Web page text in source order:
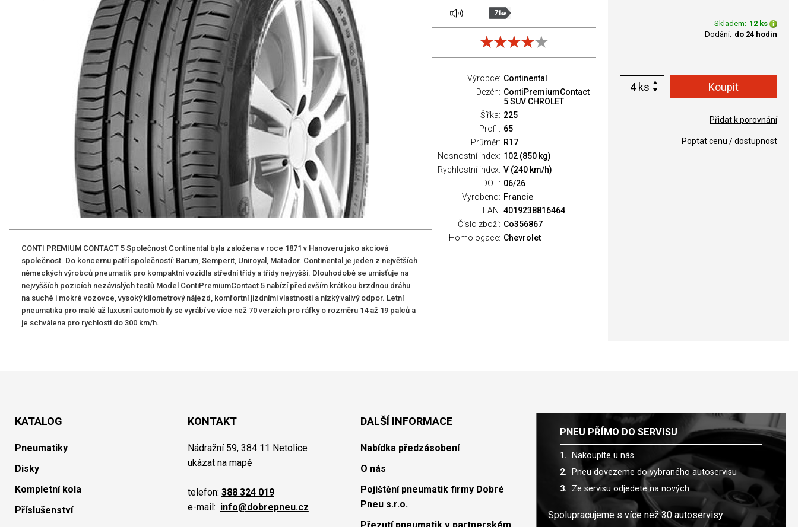
CONTI PREMIUM CONTACT 5 Společnost Continental byla založena v roce 1871 v Hanoveru jako akciová
společnost. Do koncernu patří společností: Barum, Semperit, Uniroyal, Matador. Continental je jeden z největších
německých výrobců pneumatik pro kompaktní vozidla střední třídy a třídy nejvyšší. Dlouhodobě se umisťuje na
nejvyšších pozicích nezávislých testů Model ContiPremiumContact 5 nabízí především krátkou brzdnou dráhu
na suché i mokré vozovce, vysoký kilometrový nájezd, komfortní jízdními vlastnosti a nízký valivý odpor. Letní
pneumatika pro malé až luxusní automobily se vyrábí ve více než 70 verzích pro ráfky o rozměru 14 až 19 palců a
je schválena pro rychlosti do 300 km/h.
71dB
Výrobce: Continental
Dezén: ContiPremiumContact
5 SUV CHROLET
Šířka: 225
Profil: 65
Průměr: R17
Nosnostní index: 102 (850 kg)
Rychlostní index: V (240 km/h)
DOT: 06/26
Vyrobeno: Francie
EAN: 4019238816464
Číslo zboží: Co356867
Homologace: Chevrolet
Skladem: 12 ks
Dodání: do 24 hodin
ks
Přidat k porovnání
Poptat cenu / dostupnost
KATALOG
Pneumatiky
Disky
Kompletní kola
Příslušenství
KONTAKT
Nádražní 59, 384 11 Netolice
ukázat na mapě
telefon: 388 324 019
e-mail: info@dobrepneu.cz
DALŠÍ INFORMACE
Nabídka předzásobení
O nás
Pojištění pneumatik firmy Dobré
Pneu s.r.o.
PNEU PŘÍMO DO SERVISU
Nakoupíte u nás
Pneu dovezeme do vybraného autoservisu
Ze servisu odjedete na nových
Spolupracujeme s více než 30 autoservisy